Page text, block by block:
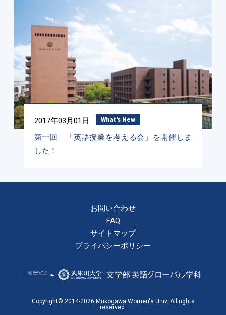
2017年03月01日 What's New
第一回 「英語授業を考える会」を開催しま
した！
お問い合わせ
FAQ
サイトマップ
プライバシーポリシー
Copyright© 2014-2026 Mukogawa Women's Univ. All rights
reserved.